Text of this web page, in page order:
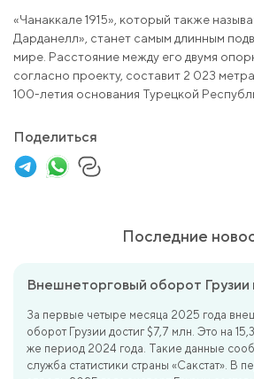
«Чанаккале 1915», который также
Дарданелл», станет самым длинным
мире. Расстояние между его двумя
согласно проекту, составит 2 023
100-летия основания Турецкой
Поделиться
Последние
Внешнеторговый оборот Грузии
За первые четыре месяца 2025 года
оборот Грузии достиг $7,7 млн. Это на
же период 2024 года. Такие данные
служба статистики страны «Сакстат». В